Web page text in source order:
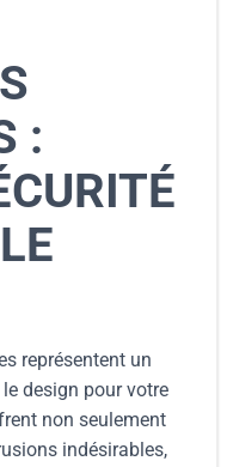
:
représentent un
design pour votre
non seulement
indésirables,